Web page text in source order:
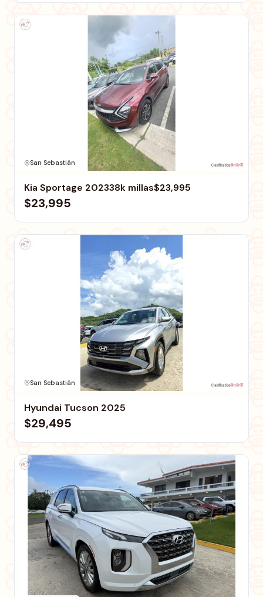
San Sebastián
Kia Sportage 202338k millas$23,995
$23,995
San Sebastián
Hyundai Tucson 2025
$29,495